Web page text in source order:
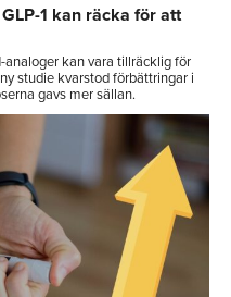
1 kan räcka för att
analoger kan vara tillräcklig för
studie kvarstod förbättringar i
gavs mer sällan.